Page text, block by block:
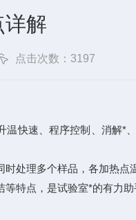
详解
点击次数：3197
温快速、程序控制、消解*
时处理多个样品，各加热
特点，是试验室*的有力